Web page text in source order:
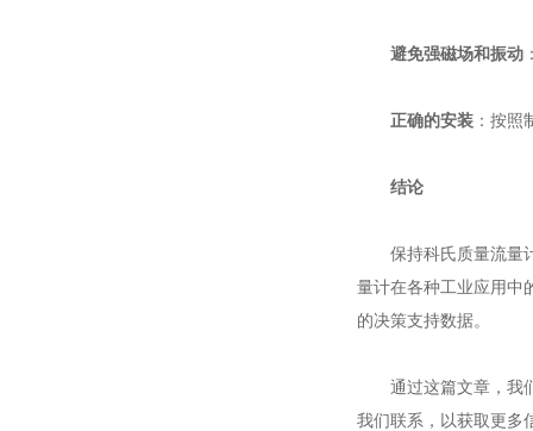
避免强磁场和振动
正确的安装 ：按
结论
保持科氏质量流量计
量计在各种工业应用中
的决策支持数据。
通过这篇文章，我们
我们联系，以获取更多